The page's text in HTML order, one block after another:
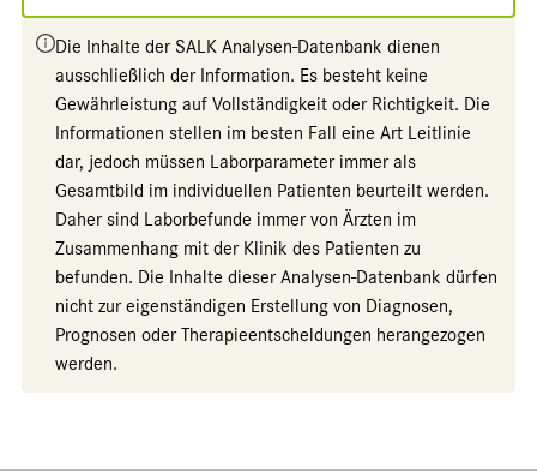
Die Inhalte der SALK Analysen-Datenbank dienen
ausschließlich der Information. Es besteht keine
Gewährleistung auf Vollständigkeit oder Richtigkeit. Die
Informationen stellen im besten Fall eine Art Leitlinie
dar, jedoch müssen Laborparameter immer als
Gesamtbild im individuellen Patienten beurteilt werden.
Daher sind Laborbefunde immer von Ärzten im
Zusammenhang mit der Klinik des Patienten zu
befunden. Die Inhalte dieser Analysen-Datenbank dürfen
nicht zur eigenständigen Erstellung von Diagnosen,
Prognosen oder Therapieentscheldungen herangezogen
werden.